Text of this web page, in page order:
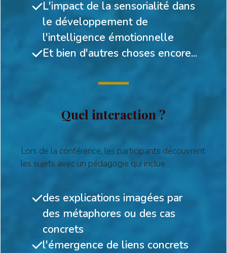
L'impact de la sensorialité dans
le développement de
l'intelligence émotionnelle
Et bien d'autres choses encore...
Quel interaction ?
Lors de la conférence, les participants découvrent
les sujets avec un pédagogie qui inclue :
des explications imagées par
des métaphores ou des cas
concrets
l'émergence de liens concrets